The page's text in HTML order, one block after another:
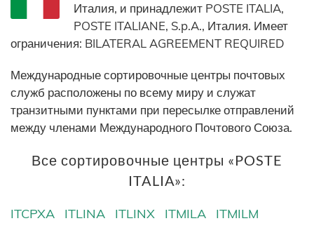
Италия, и принадлежит POSTE ITALIA,
POSTE ITALIANE, S.p.A., Италия. Имеет
ограничения: BILATERAL AGREEMENT REQUIRED
Международные сортировочные центры почтовых
служб расположены по всему миру и служат
транзитными пунктами при пересылке отправлений
между членами Международного Почтового Союза.
Все сортировочные центры «POSTE
ITALIA»:
ITCPXA ITLINA ITLINX ITMILA
ITMILM